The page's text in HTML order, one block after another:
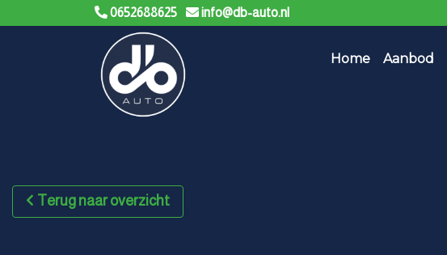
0652688625 info@db-auto.nl
Home Aanbod
Terug naar overzicht